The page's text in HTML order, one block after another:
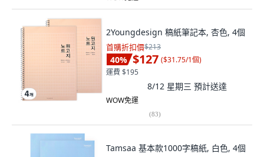
2Youngdesign 稿紙筆記本, 杏色, 4個
首購折扣價$213
40% $127 ($31.75/1個)
運費 $195
8/12 星期三 預計送達
WOW免運
(83)
Tamsaa 基本款1000字稿紙, 白色, 4個